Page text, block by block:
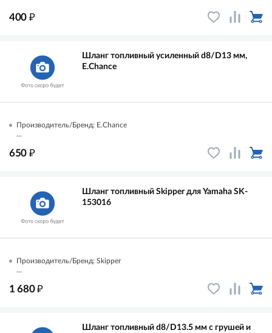
400 ₽
Шланг топливный усиленный d8/D13 мм,
E.Chance
Производитель/Бренд: E.Chance
...
650 ₽
Шланг топливный Skipper для Yamaha SK-
153016
Производитель/Бренд: Skipper
...
1 680₽
Шланг топливный d8/D13.5 мм с грушей и